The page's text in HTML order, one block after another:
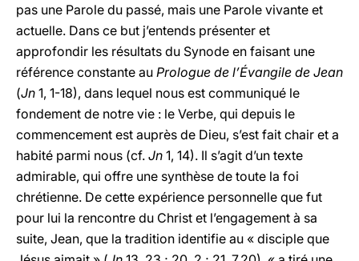
pas une Parole du passé, mais une Parole vivante et
actuelle. Dans ce but j’entends présenter et
approfondir les résultats du Synode en faisant une
référence constante au Prologue de l’Évangile de Jean
(Jn 1, 1-18), dans lequel nous est communiqué le
fondement de notre vie : le Verbe, qui depuis le
commencement est auprès de Dieu, s’est fait chair et a
habité parmi nous (cf. Jn 1, 14). Il s’agit d’un texte
admirable, qui offre une synthèse de toute la foi
chrétienne. De cette expérience personnelle que fut
pour lui la rencontre du Christ et l’engagement à sa
suite, Jean, que la tradition identifie au « disciple que